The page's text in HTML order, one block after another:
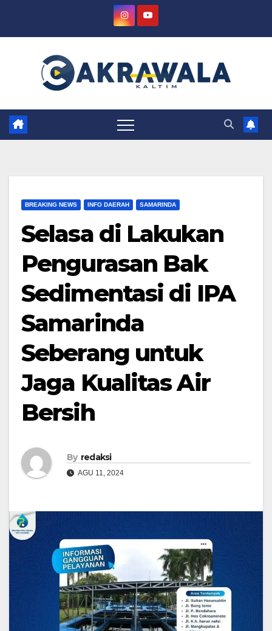
BREAKING NEWS INFO DAERAH SAMARINDA
Selasa di Lakukan
Pengurasan Bak
Sedimentasi di IPA
Samarinda
Seberang untuk
Jaga Kualitas Air
Bersih
By redaksi
AGU 11, 2024